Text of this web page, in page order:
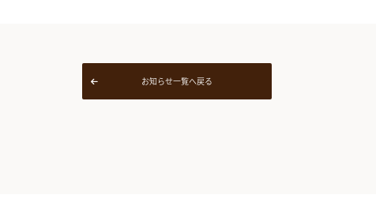
お知らせ一覧へ戻る